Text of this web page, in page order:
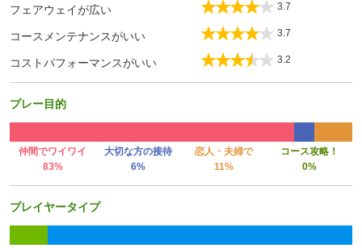
フェアウェイが広い 3.7
コースメンテナンスがいい 3.7
コストパフォーマンスがいい 3.2
プレー目的
仲間でワイワイ 大切な方の接待 恋人・夫婦で
コース攻略！
83%
6% 11% 0%
プレイヤータイプ